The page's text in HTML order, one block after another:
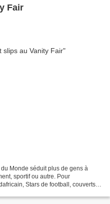
Fair
Monde séduit plus de gens à
sportif ou autre. Pour
Stars de football, couverts